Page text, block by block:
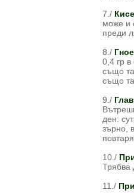
7./
може и
преди
8./
0,4 гр
също
също
9./
ден:
зърно,
10./
Трябва
11./